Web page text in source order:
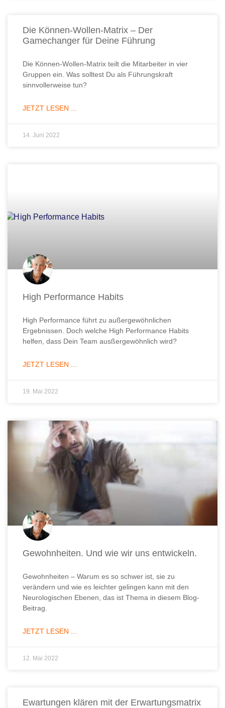
Die Können-Wollen-Matrix – Der
Gamechanger für Deine Führung
Die Können-Wollen-Matrix teilt die Mitarbeiter in vier
Gruppen ein. Was solltest Du als Führungskraft
sinnvollerweise tun?
JETZT LESEN ...
14. Juni 2022
High Performance Habits
High Performance führt zu außergewöhnlichen
Ergebnissen. Doch welche High Performance Habits
helfen, dass Dein Team ausßergewöhnlich wird?
JETZT LESEN ...
19. Mai 2022
Gewohnheiten. Und wie wir uns entwickeln.
Gewohnheiten – Warum es so schwer ist, sie zu
verändern und wie es leichter gelingen kann mit den
Neurologischen Ebenen, das ist Thema in diesem Blog-
Beitrag.
JETZT LESEN ...
12. Mai 2022
Ewartungen klären mit der Erwartungsmatrix​